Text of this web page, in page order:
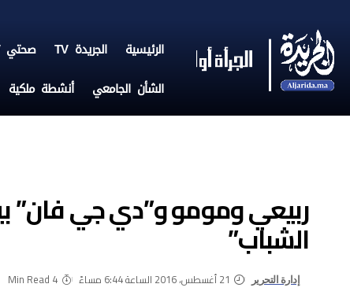
الرئيسية الجريدة TV صحتي TV
الشأن الجامعي أنشطة ملكية
ربيعي ومومو و”دي جي فان”
الشباب”
إدارة التحرير 21 أغسطس، 2016 الساعة 6:44 مساءً 4 Min Read